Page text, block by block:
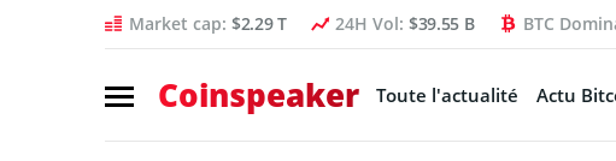
Market cap: $2.29 T 24H Vol: $39.55 B BTC
Coinspeaker Toute l'actualité Actu